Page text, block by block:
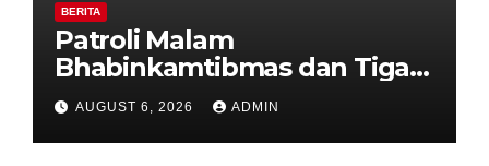
BERITA
Patroli Malam
Bhabinkamtibmas dan Tiga
Pilar Kelurahan Ungaran
Perkuat Kamtibmas, Warga
Diajak Aktifkan Ronda
AUGUST 6, 2026 ADMIN